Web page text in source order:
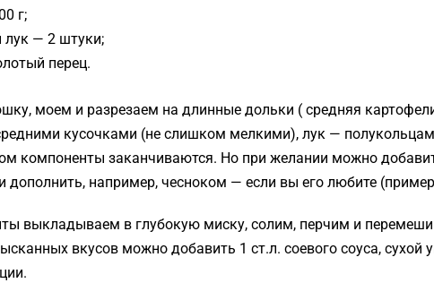
г;
лук — 2 штуки;
перец.
моем и разрезаем на длинные дольки ( средняя
кусочками (не слишком мелкими), лук —
компоненты заканчиваются. Но при желании можно
дополнить, например, чесноком — если вы его любите
выкладываем в глубокую миску, солим, перчим и
вкусов можно добавить 1 ст.л. соевого соуса, сухой